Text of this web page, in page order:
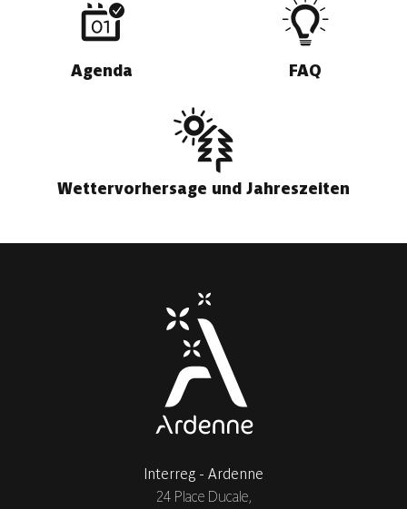
Agenda FAQ
Wettervorhersage und Jahreszeiten
Interreg - Ardenne
24 Place Ducale,